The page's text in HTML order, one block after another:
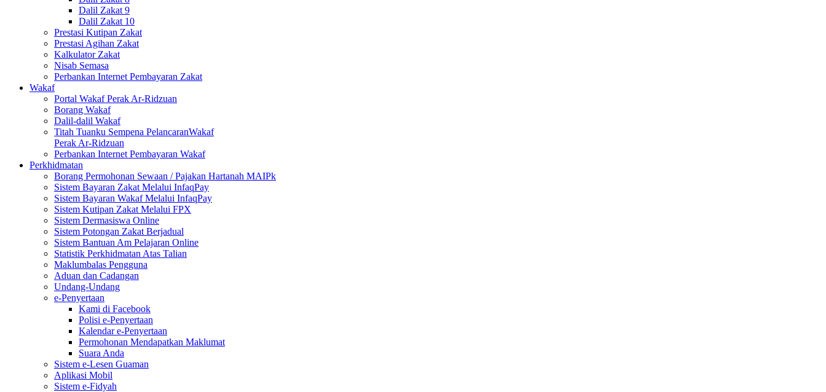
Dalil Zakat 9
Dalil Zakat 10
Prestasi Kutipan Zakat
Prestasi Agihan Zakat
Kalkulator Zakat
Nisab Semasa
Perbankan Internet Pembayaran Zakat
Wakaf
Portal Wakaf Perak Ar-Ridzuan
Borang Wakaf
Dalil-dalil Wakaf
Titah Tuanku Sempena PelancaranWakaf
Perak Ar-Ridzuan
Perbankan Internet Pembayaran Wakaf
Perkhidmatan
Borang Permohonan Sewaan / Pajakan Hartanah MAIPk
Sistem Bayaran Zakat Melalui InfaqPay
Sistem Bayaran Wakaf Melalui InfaqPay
Sistem Kutipan Zakat Melalui FPX
Sistem Dermasiswa Online
Sistem Potongan Zakat Berjadual
Sistem Bantuan Am Pelajaran Online
Statistik Perkhidmatan Atas Talian
Maklumbalas Pengguna
Aduan dan Cadangan
Undang-Undang
e-Penyertaan
Kami di Facebook
Polisi e-Penyertaan
Kalendar e-Penyertaan
Permohonan Mendapatkan Maklumat
Suara Anda
Sistem e-Lesen Guaman
Aplikasi Mobil
Sistem e-Fidyah